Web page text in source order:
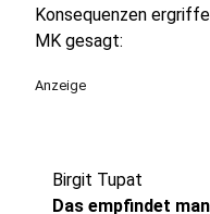
Konsequenzen
MK gesagt:
Anzeige
Birgit Tupat
Das empfindet